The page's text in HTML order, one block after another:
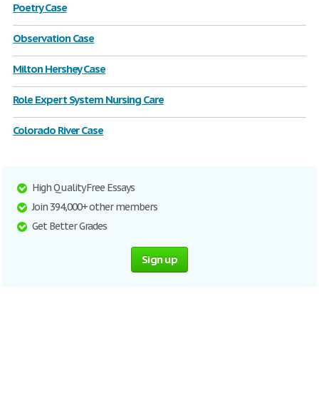
Poetry Case
Observation Case
Milton Hershey Case
Role Expert System Nursing Care
Colorado River Case
High Quality Free Essays
Join 394,000+ other members
Get Better Grades
Sign up